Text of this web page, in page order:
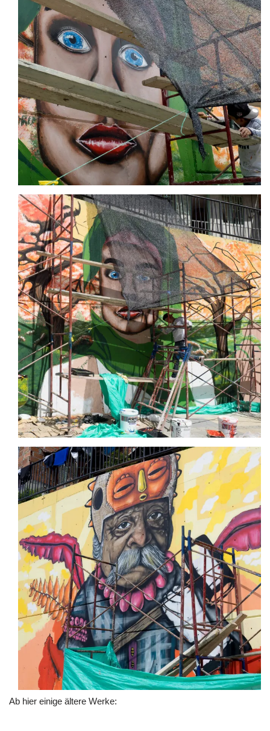
Ab hier einige ältere Werke: